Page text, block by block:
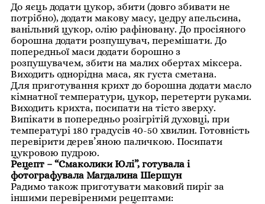
До яєць додати цукор, збити (довго збивати не
потрібно), додати макову масу, цедру апельсина,
ванільний цукор, олію рафіновану. До просіяного
борошна додати розпушувач, перемішати. До
попередньої маси додати борошно з
розпушувачем, збити на малих обертах міксера.
Виходить однорідна маса, як густа сметана.
Для приготування крихт до борошна додати масло
кімнатної температури, цукор, перетерти руками.
Виходить крихта, посипати на тісто зверху.
Випікати в попередньо розігрітій духовці, при
температурі 180 градусів 40-50 хвилин. Готовність
перевірити дерев’яною паличкою. Посипати
цукровою пудрою.
Рецепт – “Смаколики Юлі”, готувала і
фотографувала Магдалина Шершун
Радимо також приготувати маковий пиріг за
іншими перевіреними рецептами: